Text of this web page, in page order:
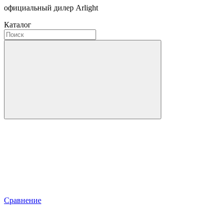
официальный дилер Arlight
Каталог
Сравнение